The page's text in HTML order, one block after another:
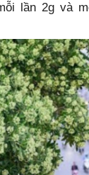
lần 2g và